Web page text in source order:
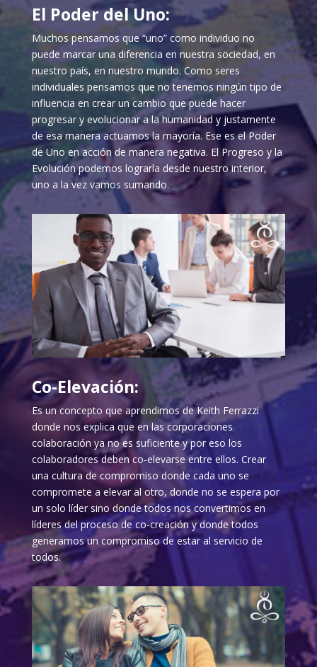
El Poder del Uno:
Muchos pensamos que “uno” como individuo no
puede marcar una diferencia en nuestra sociedad, en
nuestro país, en nuestro mundo. Como seres
individuales pensamos que no tenemos ningún tipo de
influencia en crear un cambio que puede hacer
progresar y evolucionar a la humanidad y justamente
de esa manera actuamos la mayoría. Ese es el Poder
de Uno en acción de manera negativa. El Progreso y la
Evolución podemos lograrla desde nuestro interior,
uno a la vez vamos sumando.
Co-Elevación:
Es un concepto que aprendimos de Keith Ferrazzi
donde nos explica que en las corporaciones
colaboración ya no es suficiente y por eso los
colaboradores deben co-elevarse entre ellos. Crear
una cultura de compromiso donde cada uno se
compromete a elevar al otro, donde no se espera por
un solo líder sino donde todos nos convertimos en
líderes del proceso de co-creación y donde todos
generamos un compromiso de estar al servicio de
todos.